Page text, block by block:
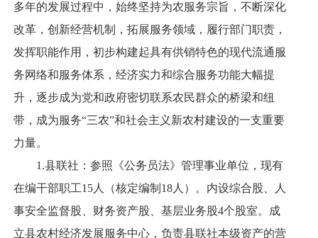
多年的发展过程中，始终坚持为农服务宗旨，不断深化
改革，创新经营机制，拓展服务领域，履行部门职责，
发挥职能作用，初步构建起具有供销特色的现代流通服
务网络和服务体系，经济实力和综合服务功能大幅提
升，逐步成为党和政府密切联系农民群众的桥梁和纽
带，成为服务“三农”和社会主义新农村建设的一支重要
力量。
1.县联社：参照《公务员法》管理事业单位，现有
在编干部职工15人（核定编制18人）。内设综合股、人
事安全监督股、财务资产股、基层业务股4个股室。成
立县农村经济发展服务中心，负责县联社本级资产的营